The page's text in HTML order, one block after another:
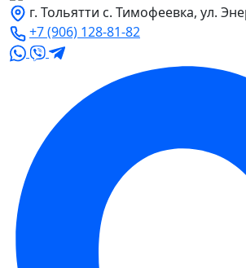
г. Тольятти с. Тимофеевка, ул.
+7 (906) 128-81-82